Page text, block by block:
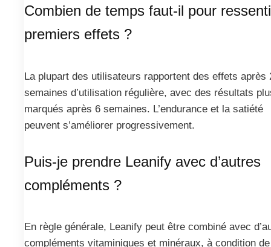
Combien de temps faut-il pour
premiers effets ?
La plupart des utilisateurs rapportent des effets après
semaines d’utilisation régulière, avec des résultats
marqués après 6 semaines. L’endurance et la satiété
peuvent s’améliorer progressivement.
Puis-je prendre Leanify avec d’autres
compléments ?
En règle générale, Leanify peut être combiné avec
compléments vitaminiques et minéraux, à condition de